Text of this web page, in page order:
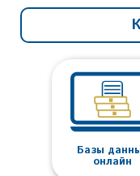
Базы
онлайн